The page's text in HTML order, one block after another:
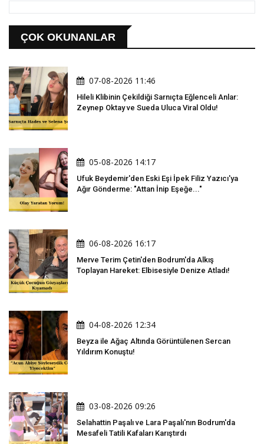
ÇOK OKUNANLAR
07-08-2026 11:46
Hileli Klibinin Çekildiği Sarnıçta Eğlenceli Anlar:
Zeynep Oktay ve Sueda Uluca Viral Oldu!
05-08-2026 14:17
Ufuk Beydemir'den Eski Eşi İpek Filiz Yazıcı'ya
Ağır Gönderme: "Attan İnip Eşeğe..."
06-08-2026 16:17
Merve Terim Çetin'den Bodrum'da Alkış
Toplayan Hareket: Elbisesiyle Denize Atladı!
04-08-2026 12:34
Beyza ile Ağaç Altında Görüntülenen Sercan
Yıldırım Konuştu!
03-08-2026 09:26
Selahattin Paşalı ve Lara Paşalı'nın Bodrum'da
Mesafeli Tatili Kafaları Karıştırdı